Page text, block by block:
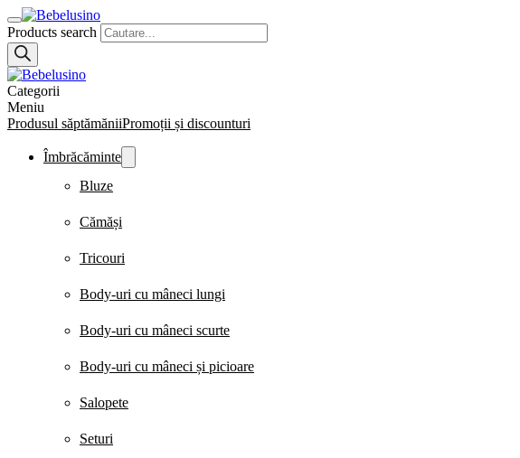
Products search
Categorii
Meniu
Produsul săptămăniiPromoții și discounturi
Îmbrăcăminte
Bluze
Cămăși
Tricouri
Body-uri cu mâneci lungi
Body-uri cu mâneci scurte
Body-uri cu mâneci și picioare
Salopete
Seturi